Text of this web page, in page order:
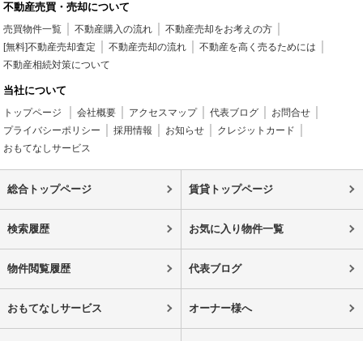
不動産売買・売却について
売買物件一覧 不動産購入の流れ
不動産売却をお考えの方
[無料]不動産売却査定
不動産売却の流れ
不動産を高く売るためには
不動産相続対策について
当社について
トップページ 会社概要 アクセスマップ 代表ブログ
お問合せ
プライバシーポリシー
採用情報 お知らせ
クレジットカード
おもてなしサービス
総合トップページ 賃貸トップページ
検索履歴 お気に入り物件一覧
物件閲覧履歴 代表ブログ
おもてなしサービス オーナー様へ